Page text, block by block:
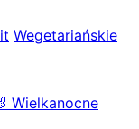
Wegetariańskie
Wielkanocne